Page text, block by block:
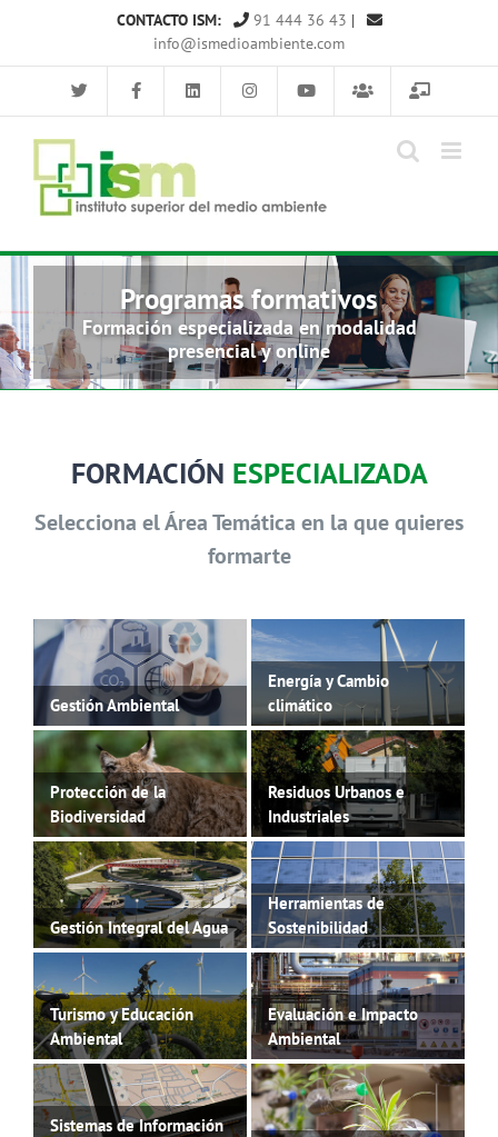
CONTACTO ISM: 91 444 36 43 |
info@ismedioambiente.com
Programas formativos
Formación especializada en modalidad
presencial y online
FORMACIÓN ESPECIALIZADA
Selecciona el Área Temática en la que quieres
formarte
Gestión Ambiental
Energía y Cambio
climático
Protección de la
Biodiversidad
Residuos Urbanos e
Industriales
Gestión Integral del Agua
Herramientas de
Sostenibilidad
Turismo y Educación
Ambiental
Evaluación e Impacto
Ambiental
Sistemas de Información